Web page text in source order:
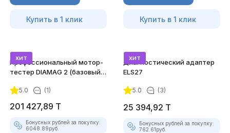
Купить в 1 клик Купить в 1 клик
хит
Профессиональный мотор-
тестер DIAMAG 2 (базовый
5.0 (1)
201 427,89 T
Бонусных рублей за покупку:
6048.89руб.
хит
Диагностический адаптер
ELS27
5.0 (3)
25 394,92 T
Бонусных рублей за покупку:
762.61руб.